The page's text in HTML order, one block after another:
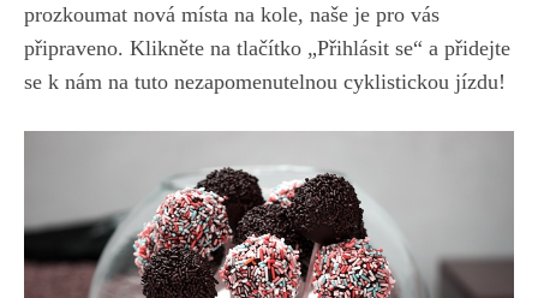
prozkoumat nová místa‍ na⁤ kole, ‌naše je pro vás
připraveno. Klikněte na tlačítko „Přihlásit se“ a⁤ přidejte
se k nám na tuto nezapomenutelnou cyklistickou jízdu!